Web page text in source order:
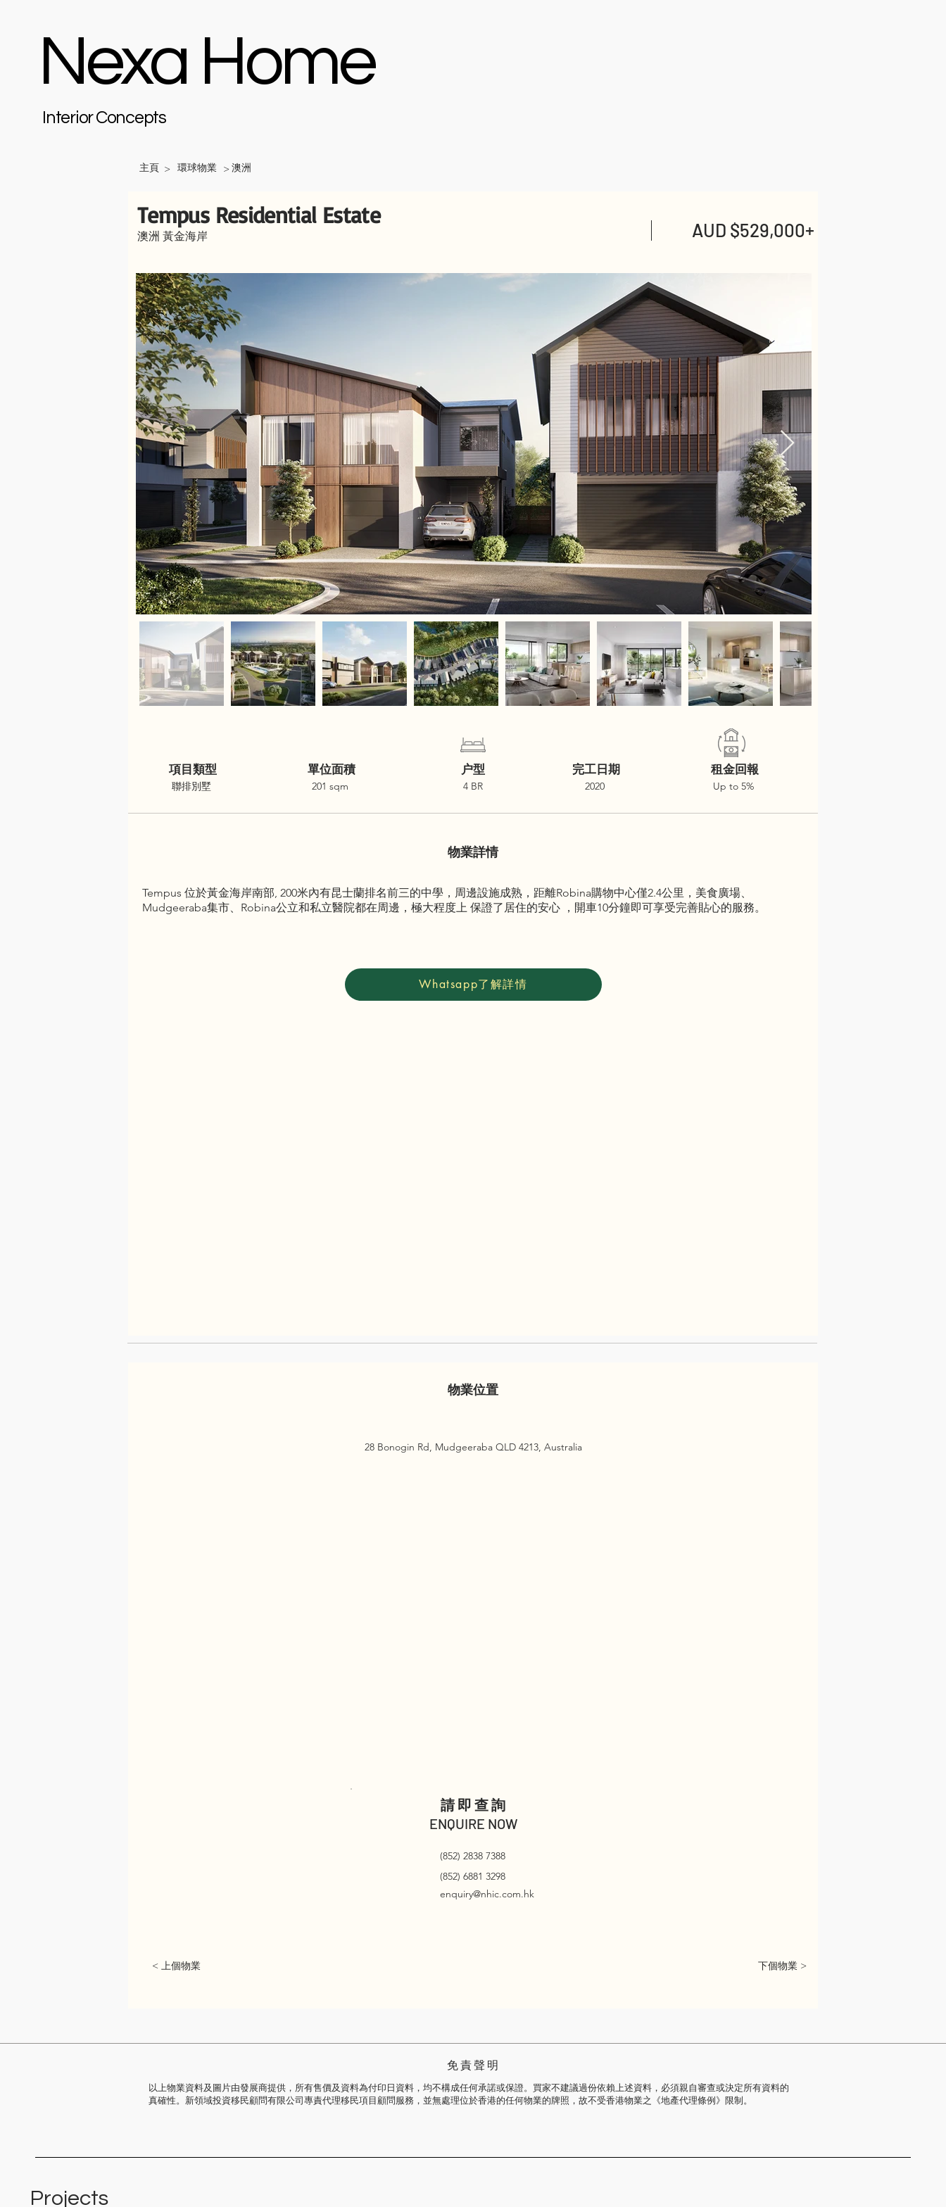
Nexa Home
Interior Concepts
主頁 > 環球物業 >澳洲
物業詳情
Tempus 位於黃金海岸南部, 200米內有昆士蘭排名前三的中學，周邊設施成熟，距離Robina購物中心僅2.4公里，美食廣場、
Mudgeeraba集市、Robina公立和私立醫院都在周邊，極大程度上 保證了居住的安心 ，開車10分鐘即可享受完善貼心的服務。
Whatsapp了解詳情
Tempus Residential Estate
澳洲 黃金海岸 AUD $529,000+
項目類型
聯排別墅
單位面積
201 sqm
户型
4 BR
完工日期
2020
租金回報
Up to 5%
物業位置
28 Bonogin Rd, Mudgeeraba QLD 4213, Australia
請即查詢
ENQUIRE NOW
(852) 2838 7388
(852) 6881 3298
enquiry@nhic.com.hk
< 上個物業 下個物業 >
免 責 聲 明
以上物業資料及圖片由發展商提供，所有售價及資料為付印日資料，均不構成任何承諾或保證。買家不建議過份依賴上述資料，必須親自審查或決定所有資料的
真確性。新領域投資移民顧問有限公司專責代理移民項目顧問服務，並無處理位於香港的任何物業的牌照，故不受香港物業之《地產代理條例》限制。
Projects